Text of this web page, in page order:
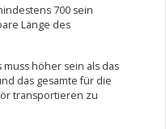
700 sein
Länge des
höher sein als das
das gesamte für die
transportieren zu